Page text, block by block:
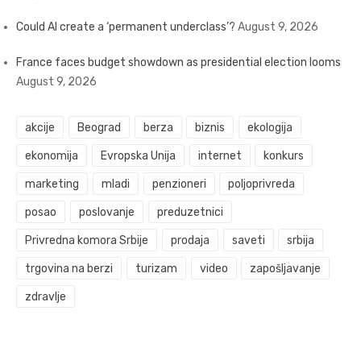
Could AI create a ‘permanent underclass’? August 9, 2026
France faces budget showdown as presidential election looms
August 9, 2026
akcije Beograd berza biznis ekologija
ekonomija Evropska Unija internet konkurs
marketing mladi penzioneri poljoprivreda
posao poslovanje preduzetnici
Privredna komora Srbije prodaja saveti srbija
trgovina na berzi turizam video zapošljavanje
zdravlje